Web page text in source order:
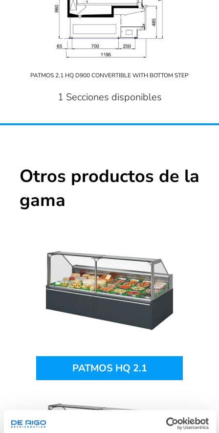
PATMOS 2.1 HQ D900 CONVERTIBLE WITH BOTTOM STEP
1 Secciones disponibles
Otros productos de la
gama
PATMOS HQ 2.1